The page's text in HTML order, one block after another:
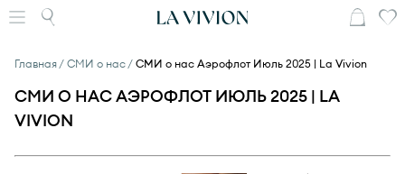
Главная СМИ о нас СМИ о нас Аэрофлот Июль 2025 | La Vivion
СМИ О НАС АЭРОФЛОТ ИЮЛЬ 2025 | LA
VIVION